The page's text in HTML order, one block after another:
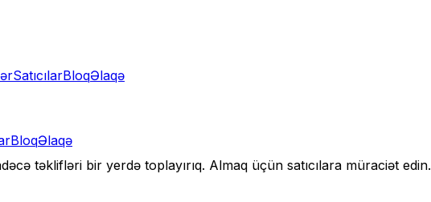
SatıcılarBloqƏlaqə
BloqƏlaqə
təklifləri bir yerdə toplayırıq. Almaq üçün satıcılara müraciət edin.